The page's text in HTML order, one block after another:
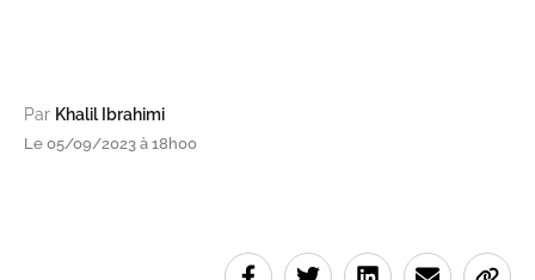
Par Khalil Ibrahimi
Le 05/09/2023 à 18h00